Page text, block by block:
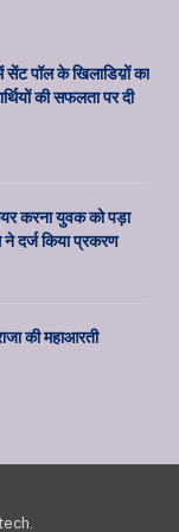
में सेंट पॉल के खिलाडिय़ों का
की सफलता पर दी
करना युवक को पड़ा
ने दर्ज किया प्रकरण
की महाआरती
.